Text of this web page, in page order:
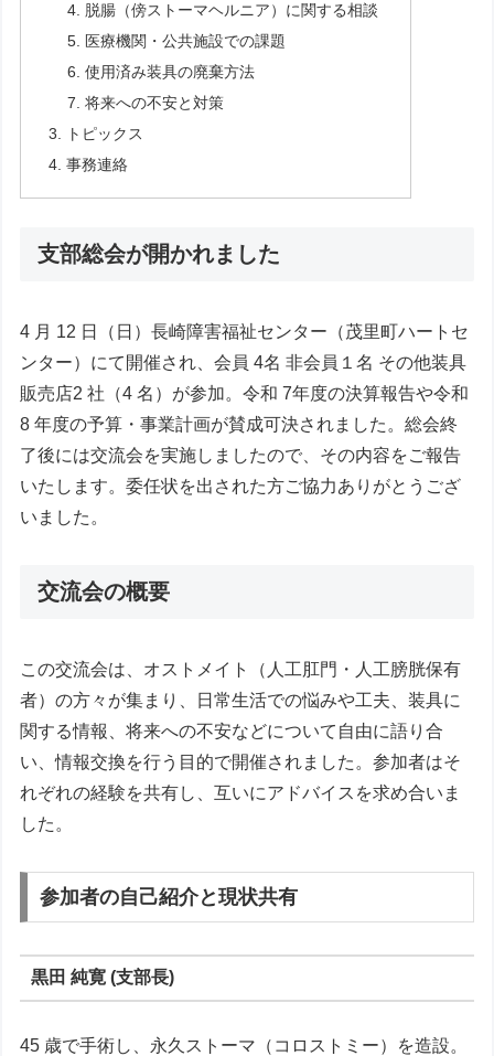
脱腸（傍ストーマヘルニア）に関する相談
医療機関・公共施設での課題
使用済み装具の廃棄方法
将来への不安と対策
トピックス
事務連絡
支部総会が開かれました
4 月 12 日（日）長崎障害福祉センター（茂里町ハートセ
ンター）にて開催され、会員 4名 非会員１名 その他装具
販売店2 社（4 名）が参加。令和 7年度の決算報告や令和
8 年度の予算・事業計画が賛成可決されました。総会終
了後には交流会を実施しましたので、その内容をご報告
いたします。委任状を出された方ご協力ありがとうござ
いました。
交流会の概要
この交流会は、オストメイト（人工肛門・人工膀胱保有
者）の方々が集まり、日常生活での悩みや工夫、装具に
関する情報、将来への不安などについて自由に語り合
い、情報交換を行う目的で開催されました。参加者はそ
れぞれの経験を共有し、互いにアドバイスを求め合いま
した。
参加者の自己紹介と現状共有
黒田 純寛 (支部長)
45 歳で手術し、永久ストーマ（コロストミー）を造設。